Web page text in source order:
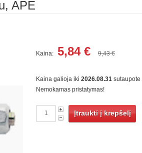
APE
Kaina: 5,84€ 9,43 €
Kaina galioja iki 2026.08.31 sutaupote
Nemokamas pristatymas!
Įtraukti į krepšelį